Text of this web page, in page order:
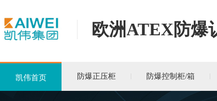
欧洲ATEX防爆
凯伟首页 防爆正压柜 防爆控制柜/箱